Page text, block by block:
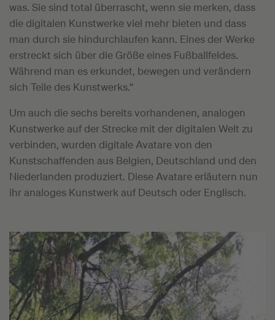
was. Sie sind total überrascht, wenn sie merken, dass
die digitalen Kunstwerke viel mehr bieten und dass
man durch sie hindurchlaufen kann. Eines der Werke
erstreckt sich über die Größe eines Fußballfeldes.
Während man es erkundet, bewegen und verändern
sich Teile des Kunstwerks.“
Um auch die sechs bereits vorhandenen, analogen
Kunstwerke auf der Strecke mit der digitalen Welt zu
verbinden, wurden digitale Avatare von den
Kunstschaffenden aus Belgien, Deutschland und den
Niederlanden produziert. Diese Avatare erläutern nun
ihr analoges Kunstwerk auf Deutsch oder Englisch.